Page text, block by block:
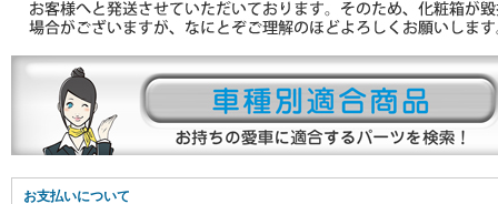
お支払いについて